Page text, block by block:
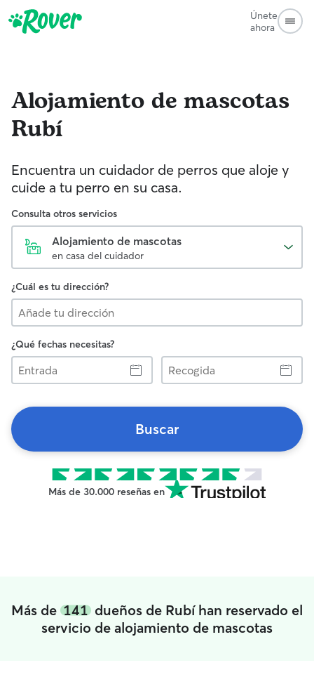
Únete
ahora
Alojamiento de mascotas
Rubí
Encuentra un cuidador de perros que aloje y
cuide a tu perro en su casa.
Consulta otros servicios
Alojamiento de mascotas
en casa del cuidador
¿Cuál es tu dirección?
¿Qué fechas necesitas?
Entrada
Recogida
Buscar
Más de 30.000 reseñas en
Más de 141 dueños de Rubí han reservado el
servicio de alojamiento de mascotas